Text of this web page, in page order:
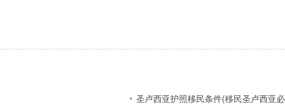
圣卢西亚护照移民条件(移民圣卢西亚